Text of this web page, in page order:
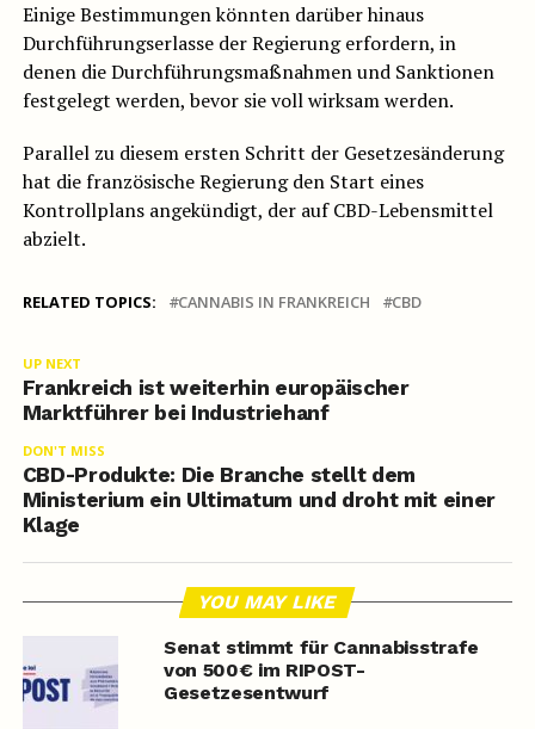
Einige Bestimmungen könnten darüber hinaus
Durchführungserlasse der Regierung erfordern, in
denen die Durchführungsmaßnahmen und Sanktionen
festgelegt werden, bevor sie voll wirksam werden.
Parallel zu diesem ersten Schritt der Gesetzesänderung
hat die französische Regierung den Start eines
Kontrollplans angekündigt, der auf CBD-Lebensmittel
abzielt.
RELATED TOPICS: CANNABIS IN FRANKREICH CBD
UP NEXT
Frankreich ist weiterhin europäischer
Marktführer bei Industriehanf
DON'T MISS
CBD-Produkte: Die Branche stellt dem
Ministerium ein Ultimatum und droht mit einer
Klage
YOU MAY LIKE
Senat stimmt für Cannabisstrafe
von 500€ im RIPOST-
Gesetzesentwurf